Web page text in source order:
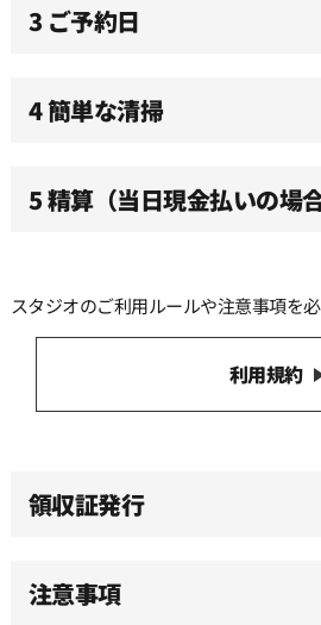
11:30
12:00
3 ご予約日
4 簡単な清掃
5 精算（当日現金払いの場合
スタジオのご利用ルールや注意事項を
利用規約
領収証発行
注意事項